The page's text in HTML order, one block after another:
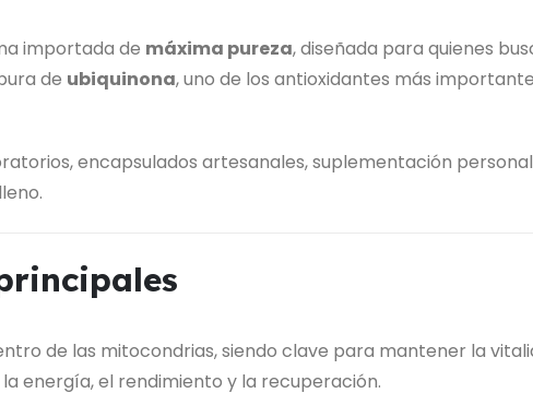
importada de máxima pureza, diseñada para quienes
de ubiquinona, uno de los antioxidantes más
encapsulados artesanales, suplementación
de las mitocondrias, siendo clave para mantener la
energía, el rendimiento y la recuperación.